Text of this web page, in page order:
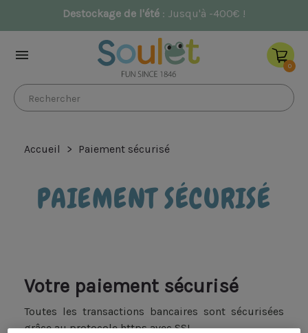
Destockage de l'été: Jusqu'à -

0
Accueil Paiement sécurisé
PAIEMENT SÉCURISÉ
Votre paiement sécurisé
Toutes les transactions bancaires sont sécurisées
grâce au protocole https avec SSL.